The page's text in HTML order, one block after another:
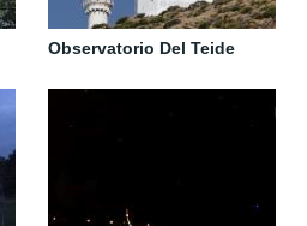
Observatorio Del Teide